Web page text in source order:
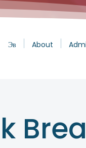
Эв About